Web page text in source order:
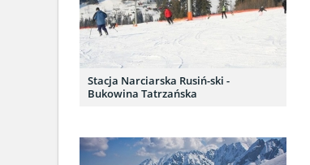
Stacja Narciarska Rusiń-ski -
Bukowina Tatrzańska